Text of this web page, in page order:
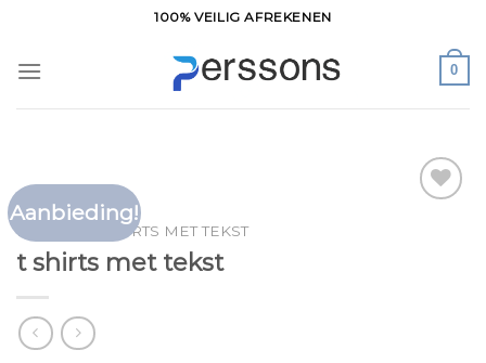
inhoud
100% VEILIG AFREKENEN
0
Aanbieding!
HOME T SHIRTS MET TEKST
t shirts met tekst